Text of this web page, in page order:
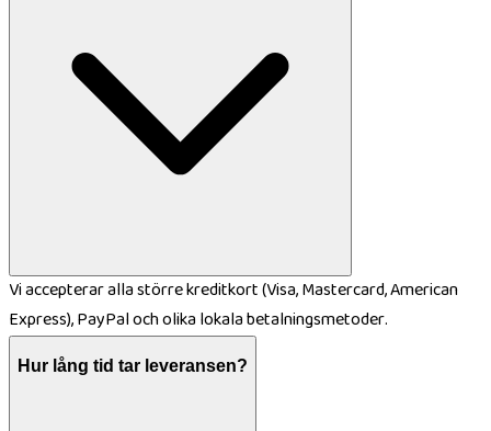
Vi accepterar alla större kreditkort (Visa, Mastercard, American
Express), PayPal och olika lokala betalningsmetoder.
Hur lång tid tar leveransen?